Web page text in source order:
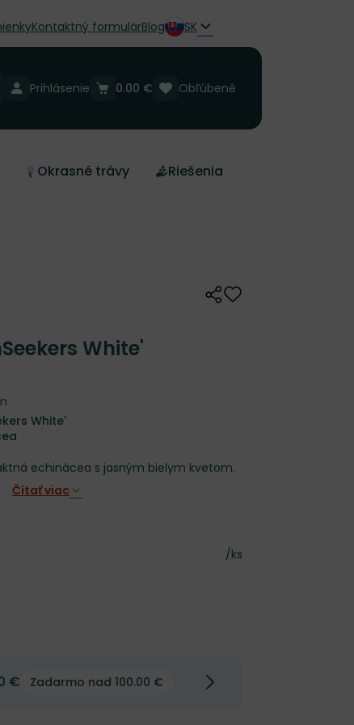
Kontaktný formulárBlog SK
Prihlásenie Obľúbené
0.00 €
Okrasné trávy
Riešenia
ZdieľaťOdober do
White'
White'
echinácea s jasným bielym kvetom.
Čítať viac
Cena za kus
/ks
€ Zadarmo nad 100.00 €